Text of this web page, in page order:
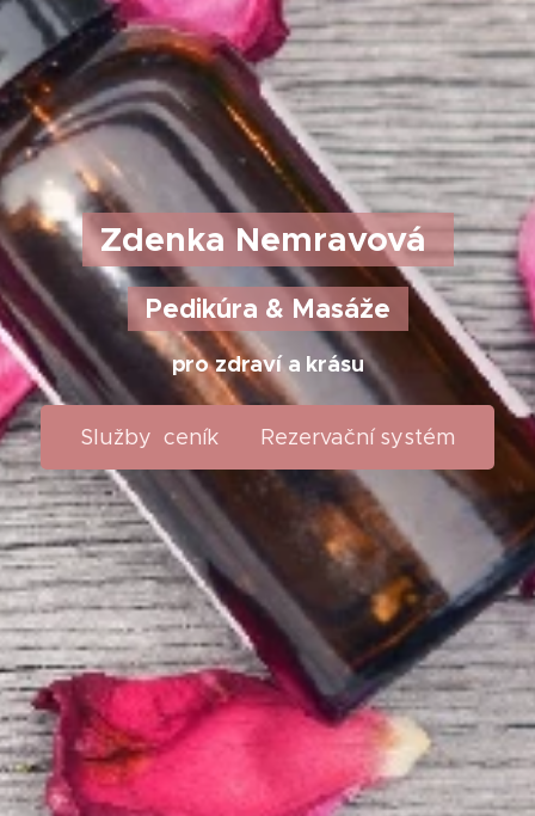
Zdenka Nemravová
Pedikúra & Masáže
pro zdraví a krásu
Služby ceník Rezervační systém